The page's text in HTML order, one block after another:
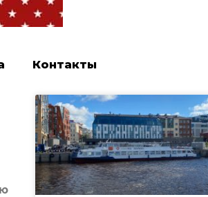
Контакты